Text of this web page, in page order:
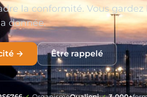
la conformité. Vous gardez
donnée.
→ Être rappelé